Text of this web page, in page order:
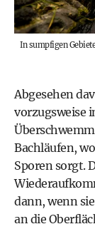
In sumpfigen
Abgesehen
vorzugsweise
Bachläufen,
Sporen sorgt.
dann, wenn
an die